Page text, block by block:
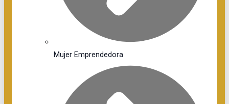
Mujer Emprendedora